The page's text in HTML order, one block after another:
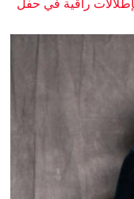
راقية في حفل